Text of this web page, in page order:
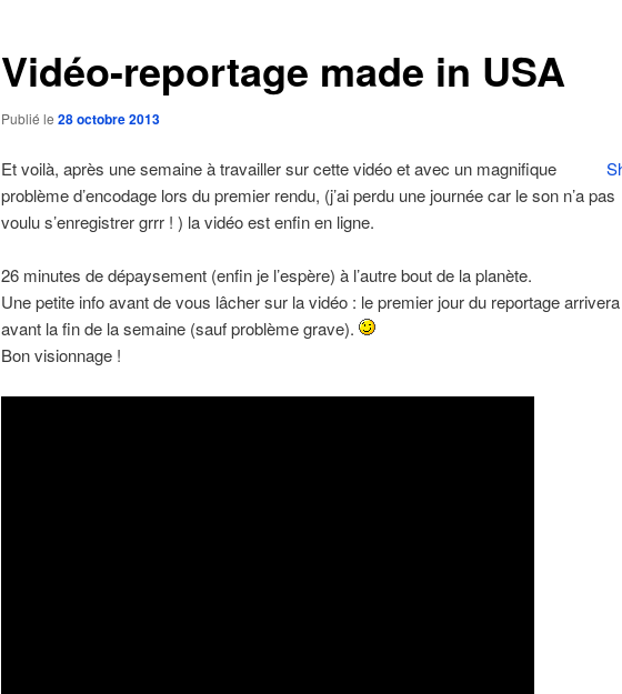
Vidéo-reportage made in USA
Publié le 28 octobre 2013
Et voilà, après une semaine à travailler sur cette vidéo et avec un magnifique
problème d’encodage lors du premier rendu, (j’ai perdu une journée car le son n’a pas
voulu s’enregistrer grrr ! ) la vidéo est enfin en ligne.
26 minutes de dépaysement (enfin je l’espère) à l’autre bout de la planète.
Une petite info avant de vous lâcher sur la vidéo : le premier jour du reportage arrivera
avant la fin de la semaine (sauf problème grave).
Bon visionnage !